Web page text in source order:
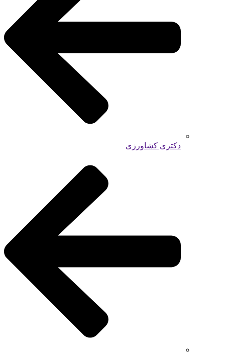
دکتری کشاورزی